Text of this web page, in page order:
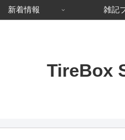
TireBox
新着情報 雑記ブ